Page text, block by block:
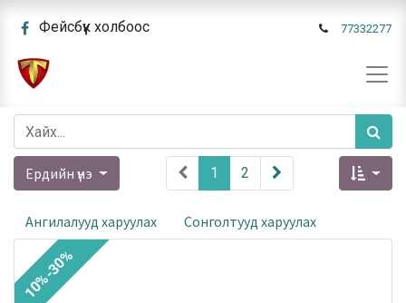
Фейсбүүк холбоос 77332277
Ердийн үнэ 1 2
Ангилалууд харуулах Сонголтууд харуулах
10%-30%